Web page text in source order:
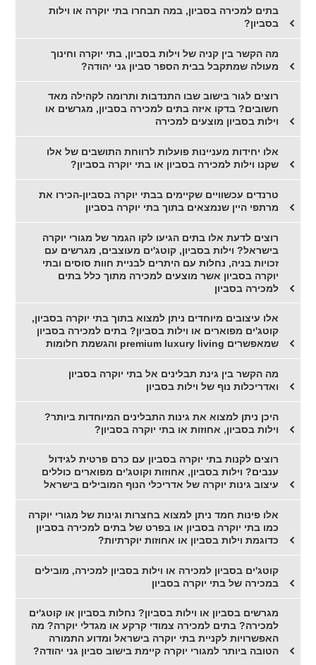
בתים למכירה בסביון, במה תבחרו בתי יוקרה או וילות
בסביון?
מה הקשר בין קניה של וילות בסביון, בתי יוקרה וחינוך
מעולה שמתקבל בבית הספר סביון גני יהודה?
רוצים לגור בישוב שבו התנדבות ותרומה לקהילה מאד
חשובים? בדקו איזה בתים למכירה בסביון, מגרשים או
וילות בסביון מוצעים למכירה
אלו יחידות מעניינות פועלות לרווחת התושבים של אלו
שקנו וילות למכירה בסביון או בתי יוקרה בסביון?
טרנדים עכשוויים שקיימים בבתי יוקרה בסביון-הכירו את
מרתפי היין שנמצאים בתוך בתי יוקרה בסביון
רוצים לדעת אלו בתים הגיעו לקו הגמר של מגורי יוקרה
בישראל? וילות בסביון, קוטג'ים מעוצבים, מגרשים עם
זכויות בניה, נחלות עם היתרים לבניית חוות סוסים ובתי
יוקרה בסביון אשר מוצעים למכירה מתוך כלל בתים
למכירה בסביון
אלו עיצובים מיוחדים ניתן למצוא בתוך בתי יוקרה בסביון,
קוטג'ים מפוארים או וילות בסביון? בתים למכירה בסביון
שמאפשרים premium luxury living והגשמת חלומות
מה הקשר בין גינת תבלינים אל בתי יוקרה בסביון
ואדריכלות נוף של וילות בסביון
היכן ניתן למצוא את גינות התבלינים המיוחדות ביותר?
וילות בסביון, אחוזות או בתי יוקרה בסביון?
רוצים לקנות בתי יוקרה בסביון עם כרם פרטית לגידול
ענבים? וילות בסביון, אחוזות וקוטג'ים מפוארים כוללים
עיצוב גינות יוקרה של אדריכלי הנוף המובילים בישראל
אלו פינות חמד ניתן למצוא בחצרות וגינות של מגורי יוקרה
כמו בתי יוקרה בסביון או בפרט של בתים למכירה בסביון
כדוגמת וילות בסביון או אחוזות יוקרתיות?
קוטג'ים בסביון למכירה או וילות בסביון למכירה, מובילים
במכירה של בתי יוקרה בסביון
מגרשים בסביון או וילות בסביון? נחלות בסביון או קוטג'ים
למכירה? בתים למכירה צמודי קרקע או מגדלי יוקרה? מה
האפשרויות לקניית בתי יוקרה בישראל ומדוע התמורה
הטובה ביותר למגורי יוקרה קיימת בישוב סביון גני יהודה?